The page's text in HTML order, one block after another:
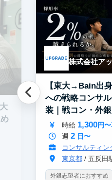
株式会社ア
【東大→Bain出
への戦略コンサ
装｜戦コン・外
数
時給 1,300円〜
週 2日〜
コンサルティン
東京都/ 五反田駅から
外銀志望者におすすめ